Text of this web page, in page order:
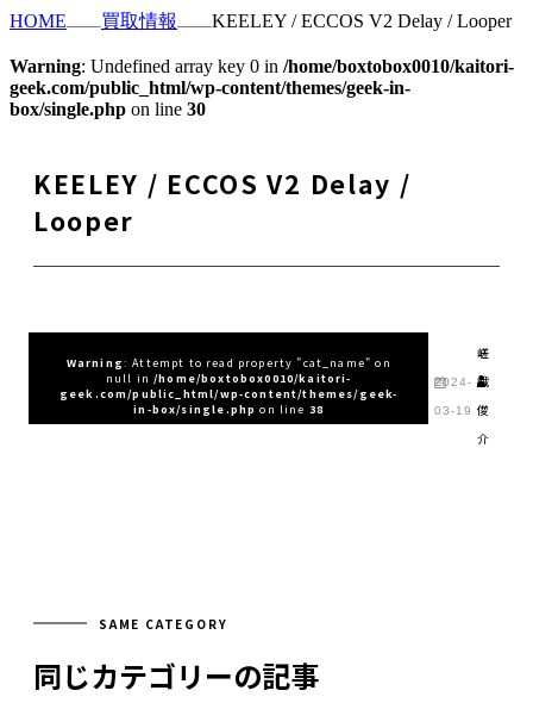
HOME 買取情報 KEELEY / ECCOS V2 Delay / Looper
Warning: Undefined array key 0 in /home/boxtobox0010/kaitori-
geek.com/public_html/wp-content/themes/geek-in-
box/single.php on line 30
KEELEY / ECCOS V2 Delay /
Looper
Warning: Attempt to read property "cat_name" on
null in/home/boxtobox0010/kaitori-
geek.com/public_html/wp-content/themes/geek-
in-box/single.php on line 38
2024-
03-19
嵯
峨
俊
介
SAME CATEGORY
同じカテゴリーの記事